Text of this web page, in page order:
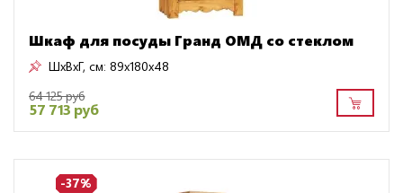
Шкаф для посуды Гранд ОМД со стеклом
ШxВxГ, см: 89x180x48
64 125 руб
57 713 руб
-37%